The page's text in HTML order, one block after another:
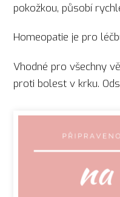
pokožkou, působí
Homeopatie je pro
Vhodné pro všechny
proti bolest v krku.